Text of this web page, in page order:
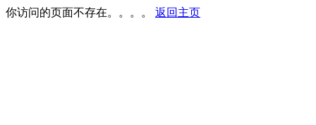
你访问的页面不存在。。。。 返回主页